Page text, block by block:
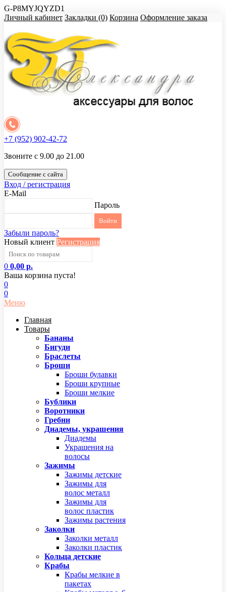
G-P8MYJQYZD1
Личный кабинет Закладки (0) Корзина Оформление заказа
+7 (952) 902-42-72
Звоните с 9.00 до 21.00
Сообщение с сайта
Вход / регистрация
E-Mail
Пароль
Забыли пароль?
Новый клиент Регистрация
0 0,00 р.
Ваша корзина пуста!
0
0
Меню
Главная
Товары
Бананы
Бигуди
Браслеты
Броши
Броши булавки
Броши крупные
Броши мелкие
Бублики
Воротники
Гребни
Диадемы, украшения
Диадемы
Украшения на
волосы
Зажимы
Зажимы детские
Зажимы для
волос металл
Зажимы для
волос пластик
Зажимы растения
Заколки
Заколки металл
Заколки пластик
Кольца детские
Крабы
Крабы мелкие в
пакетах